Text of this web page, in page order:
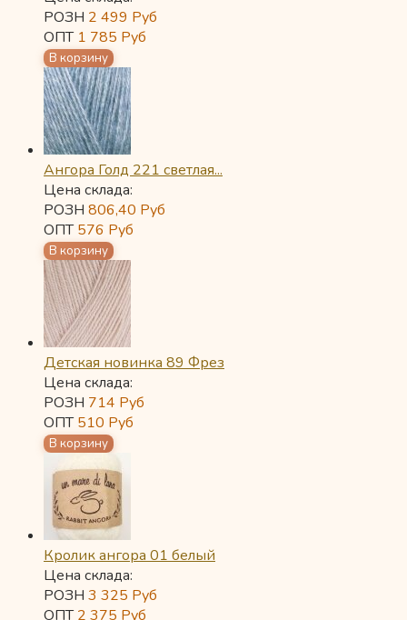
РОЗН 2 499 Руб
ОПТ 1 785 Руб
Ангора Голд 221 светлая...
Цена склада:
РОЗН 806,40 Руб
ОПТ576 Руб
Детская новинка 89 Фрез
Цена склада:
РОЗН 714 Руб
ОПТ510 Руб
Кролик ангора 01 белый
Цена склада:
РОЗН 3 325 Руб
ОПТ2 375 Руб